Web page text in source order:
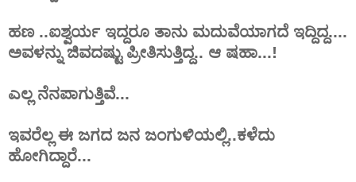
ಹಣ ..ಐಶ್ವರ್ಯ ಇದ್ದರೂ ತಾನು ಮದುವೆಯಾಗದೆ ಇದ್ದಿದ್ದ....
ಅವಳನ್ನು ಜಿವದಷ್ಟು ಪ್ರೀತಿಸುತ್ತಿದ್ದ.. ಆ ಷಹಾ...!
ಎಲ್ಲ ನೆನಪಾಗುತ್ತಿವೆ...
ಇವರೆಲ್ಲ ಈ ಜಗದ ಜನ ಜಂಗುಳಿಯಲ್ಲಿ..ಕಳೆದು
ಹೋಗಿದ್ದಾರೆ...